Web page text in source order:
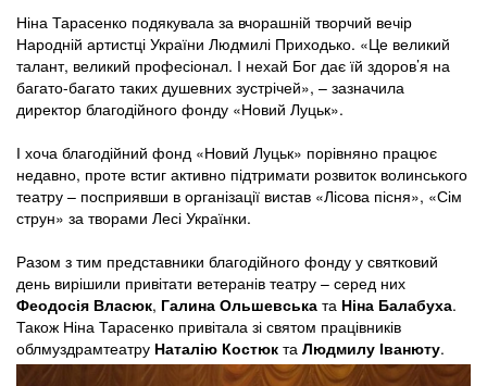
Ніна Тарасенко подякувала за вчорашній творчий вечір
Народній артистці України Людмилі Приходько. «Це великий
талант, великий професіонал. І нехай Бог дає їй здоров’я на
багато-багато таких душевних зустрічей», – зазначила
директор благодійного фонду «Новий Луцьк».
І хоча благодійний фонд «Новий Луцьк» порівняно працює
недавно, проте встиг активно підтримати розвиток волинського
театру – посприявши в організації вистав «Лісова пісня», «Сім
струн» за творами Лесі Українки.
Разом з тим представники благодійного фонду у святковий
день вирішили привітати ветеранів театру – серед них
Феодосія Власюк, Галина Ольшевська та Ніна Балабуха.
Також Ніна Тарасенко привітала зі святом працівників
облмуздрамтеатру Наталію Костюк та Людмилу Іванюту.